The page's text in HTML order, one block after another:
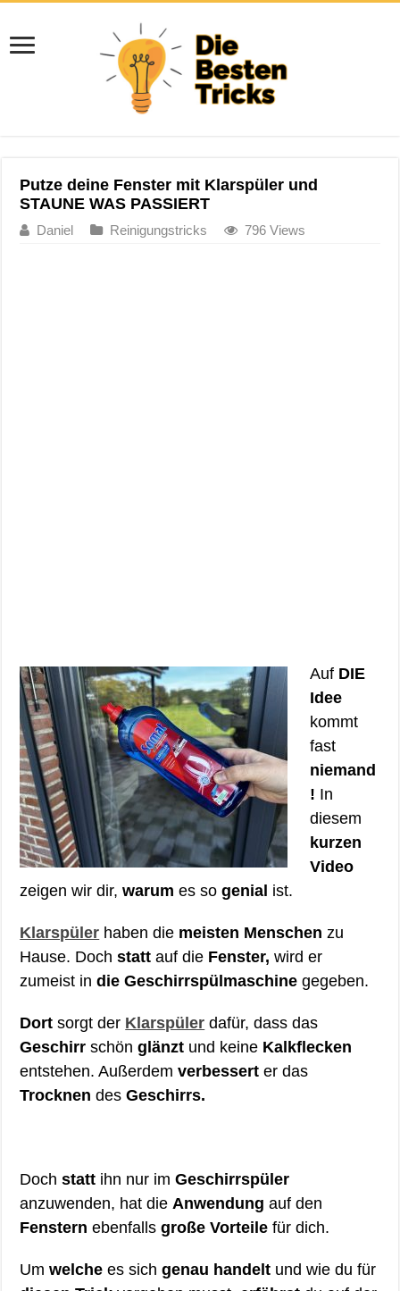
Putze deine Fenster mit Klarspüler und
STAUNE WAS PASSIERT
Daniel Reinigungstricks 796 Views
Auf DIE
Idee
kommt
fast
niemand
! In
diesem
kurzen
Video
zeigen wir dir,warum es sogenial ist.
Klarspüler haben die meisten Menschen zu
Hause. Dochstatt auf die Fenster, wird er
zumeist indie Geschirrspülmaschine gegeben.
Dort sorgt der Klarspüler dafür, dass das
Geschirr schönglänzt und keine Kalkflecken
entstehen. Außerdemverbessert er das
Trocknen desGeschirrs.
Dochstatt ihn nur imGeschirrspüler
anzuwenden, hat die Anwendung auf den
Fenstern ebenfallsgroße Vorteile für dich.
Umwelche es sichgenau handelt und wie du für